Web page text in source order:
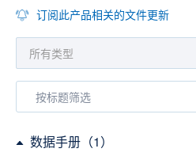
订阅此产品相关的文件更新
数据手册（1）